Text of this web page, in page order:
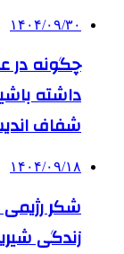
۱۴۰۴/۰۹/۳۰
چگونه در
داشته
شفاف
۱۴۰۴/۰۹/۱۸
شکر
زندگی